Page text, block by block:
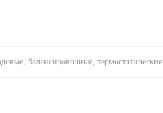
балансировочные, термостатические